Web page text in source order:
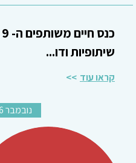
שיתופיות ודו...
קראו עוד
נובמבר 26, 2016